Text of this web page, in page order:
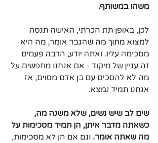
משהו במשותף.
לכן, באופן תת הכרתי, האישה תנסה
למצוא מתוך מה שהגבר אומר, מה היא
מסכימה עליו. ואתה יודע, הרבה פעמים
זה עניין של מיקוד - אם אנחנו מחפשים על
מה לא להסכים עם בן אדם מסוים, אז
אנחנו תמיד נמצא.
שים לב שיש נשים, שלא משנה מה,
כשאתה מדבר איתן, הן תמיד מסכימות על
מה שאתה אומר. וגם אם הן לא מסכימות,